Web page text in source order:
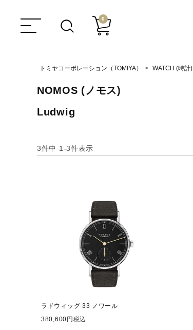
0
トミヤコーポレーション（TOMIYA） WATCH (時計)
NOMOS (ノモス)
Ludwig
3件中 1 -3件表示
ラドウィッグ 33 ノワール
380,600
税込